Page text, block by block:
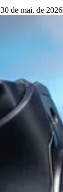
de mai. de 2026